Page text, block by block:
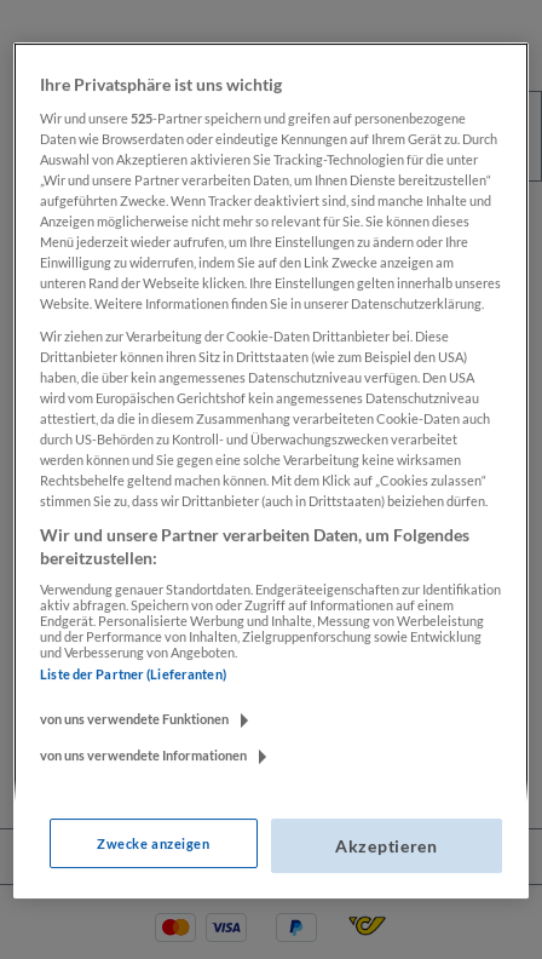
Regulärer Preis:
€ 100,00
Preise inkl. MwSt. zzgl. Versandkosten
Sofort verfügbar, Lieferzeit: 1-2 Wochen
Das Produkt is nur für registrierteSN-Card-
Inhaber:innen verfügbar.
Zum Merkzettel hinzufügen
Beschreibung
Lassen Sie sich Ihre Wochenendkarikatur von Thomas
Thomas Wizany exklusiv…Mehr
Service-Hotline
Ihre Privatsphäre ist uns wichtig
Wir und unsere525-Partner speichern und greifen auf personenbezogene
Daten wie Browserdaten oder eindeutige Kennungen auf Ihrem Gerät zu. Durch
Auswahl von Akzeptieren aktivieren Sie Tracking-Technologien für die unter
„Wir und unsere Partner verarbeiten Daten, um Ihnen Dienste bereitzustellen“
aufgeführten Zwecke. Wenn Tracker deaktiviert sind, sind manche Inhalte und
Anzeigen möglicherweise nicht mehr so relevant für Sie. Sie können dieses
Menü jederzeit wieder aufrufen, um Ihre Einstellungen zu ändern oder Ihre
Einwilligung zu widerrufen, indem Sie auf den Link Zwecke anzeigen am
unteren Rand der Webseite klicken. Ihre Einstellungen gelten innerhalb unseres
Website. Weitere Informationen finden Sie in unserer Datenschutzerklärung.
Wir ziehen zur Verarbeitung der Cookie-Daten Drittanbieter bei. Diese
Drittanbieter können ihren Sitz in Drittstaaten (wie zum Beispiel den USA)
haben, die über kein angemessenes Datenschutzniveau verfügen. Den USA
wird vom Europäischen Gerichtshof kein angemessenes Datenschutzniveau
attestiert, da die in diesem Zusammenhang verarbeiteten Cookie-Daten auch
durch US-Behörden zu Kontroll- und Überwachungszwecken verarbeitet
werden können und Sie gegen eine solche Verarbeitung keine wirksamen
Rechtsbehelfe geltend machen können. Mit dem Klick auf „Cookies zulassen“
stimmen Sie zu, dass wir Drittanbieter (auch in Drittstaaten) beiziehen dürfen.
Wir und unsere Partner verarbeiten Daten, um Folgendes
bereitzustellen:
Verwendung genauer Standortdaten. Endgeräteeigenschaften zur Identifikation
aktiv abfragen. Speichern von oder Zugriff auf Informationen auf einem
Endgerät. Personalisierte Werbung und Inhalte, Messung von Werbeleistung
und der Performance von Inhalten, Zielgruppenforschung sowie Entwicklung
und Verbesserung von Angeboten.
Liste der Partner (Lieferanten)
von uns verwendete Funktionen
von uns verwendete Informationen
Zwecke anzeigen Akzeptieren